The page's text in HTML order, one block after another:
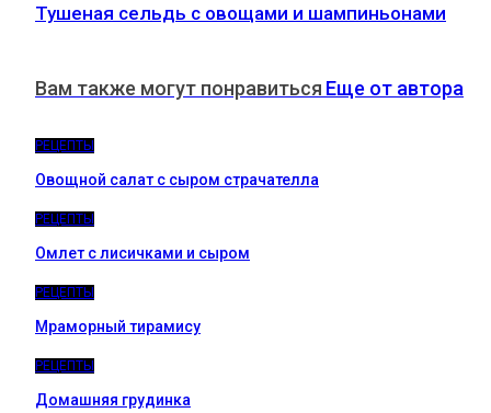
Тушеная сельдь с овощами и шампиньонами
Вам также могут понравиться Еще от автора
РЕЦЕПТЫ
Овощной салат с сыром страчателла
РЕЦЕПТЫ
Омлет с лисичками и сыром
РЕЦЕПТЫ
Мраморный тирамису
РЕЦЕПТЫ
Домашняя грудинка